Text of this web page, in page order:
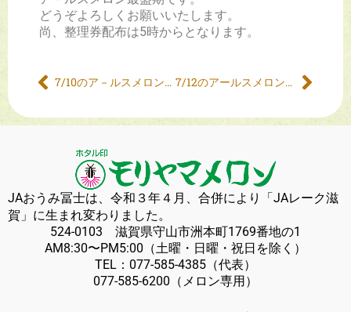
どうぞよろしくお願いいたします。
尚、整理券配布は5時からとなります。
7/10のア－ルスメロン販売について 7/12のアールスメロン販売について
JAおうみ冨士は、令和３年４月、合併により「JAレーク滋
賀」に生まれ変わりました。
524-0103 滋賀県守山市洲本町1769番地の1
AM8:30〜PM5:00（土曜・日曜・祝日を除く）
TEL： 077-585-4385 （代表）
077-585-6200 （メロン専用）